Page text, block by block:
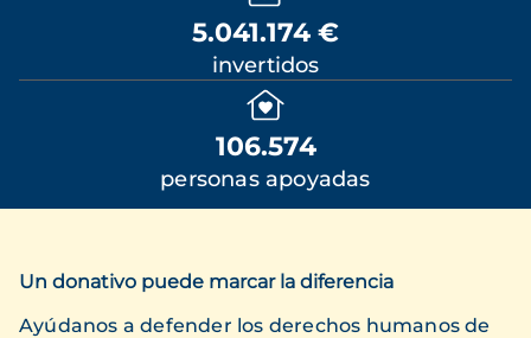
5.041.174 €
invertidos
106.574
personas apoyadas
Un donativo puede marcar la diferencia
Ayúdanos a defender los derechos humanos de